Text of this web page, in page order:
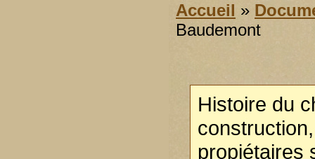
Accueil »
Baudemont
Histoire du
propiétaires